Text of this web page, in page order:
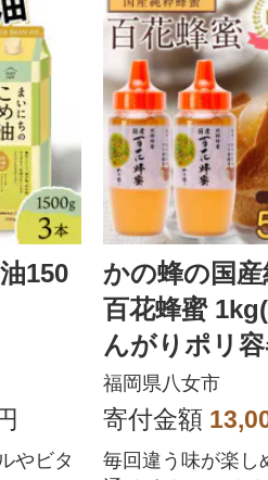
150
やビタ
かの蜂の国
百花蜂蜜
んがりポリ
八女市
福岡県八女市
寄付金額
毎回違う味が楽し